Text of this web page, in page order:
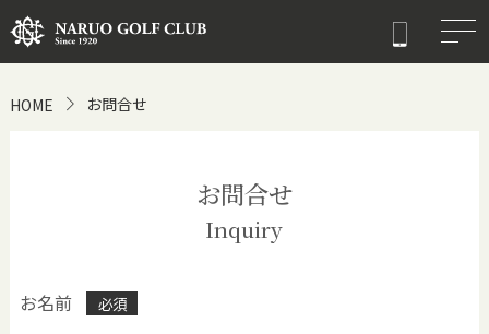
HOME お問合せ
お問合せ
Inquiry
お名前 必須